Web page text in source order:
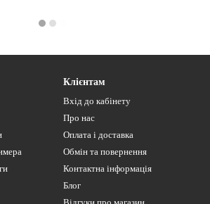
Клієнтам
Вхід до кабінету
Про нас
Оплата і доставка
Обмін та повернення
Контактна інформація
Блог